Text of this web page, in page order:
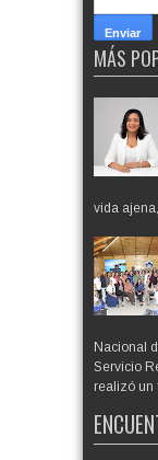
MÁS
vida
Nacional
Servicio
realizó un